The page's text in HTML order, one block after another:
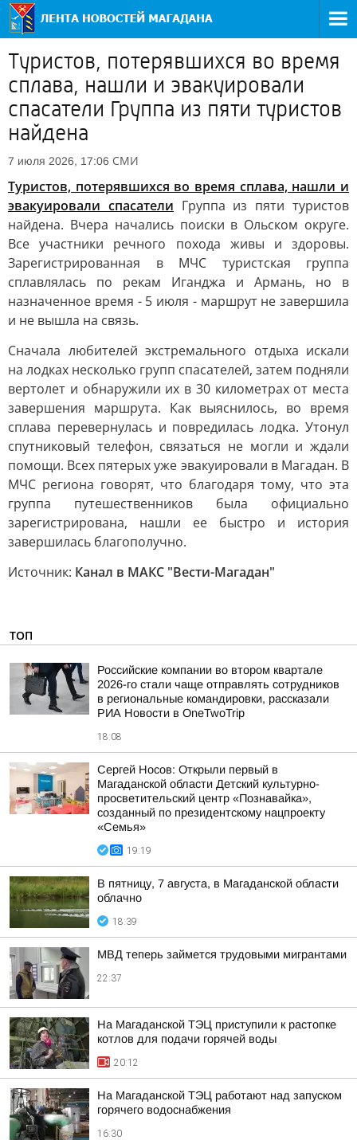
Туристов, потерявшихся во время
сплава, нашли и эвакуировали
спасатели Группа из пяти туристов
найдена
7 июля 2026, 17:06 СМИ
Туристов, потерявшихся во время сплава, нашли и
эвакуировали спасатели Группа из пяти туристов
найдена. Вчера начались поиски в Ольском округе.
Все участники речного похода живы и здоровы.
Зарегистрированная в МЧС туристская группа
сплавлялась по рекам Иганджа и Армань, но в
назначенное время - 5 июля - маршрут не завершила
и не вышла на связь.
Сначала любителей экстремального отдыха искали
на лодках несколько групп спасателей, затем подняли
вертолет и обнаружили их в 30 километрах от места
завершения маршрута. Как выяснилось, во время
сплава перевернулась и повредилась лодка. Утонул
спутниковый телефон, связаться не могли и ждали
помощи. Всех пятерых уже эвакуировали в Магадан. В
МЧС региона говорят, что благодаря тому, что эта
группа путешественников была официально
зарегистрирована, нашли ее быстро и история
завершилась благополучно.
Источник: Канал в МАКС "Вести-Магадан"
ТОП
Российские компании во втором квартале
2026-го стали чаще отправлять сотрудников
в региональные командировки, рассказали
РИА Новости в OneTwoTrip
18:08
Сергей Носов: Открыли первый в
Магаданской области Детский культурно-
просветительский центр «Познавайка»,
созданный по президентскому нацпроекту
«Семья»
19:19
В пятницу, 7 августа, в Магаданской области
облачно
18:39
МВД теперь займется трудовыми мигрантами
22:37
На Магаданской ТЭЦ приступили к растопке
котлов для подачи горячей воды
20:12
На Магаданской ТЭЦ работают над запуском
горячего водоснабжения
16:30